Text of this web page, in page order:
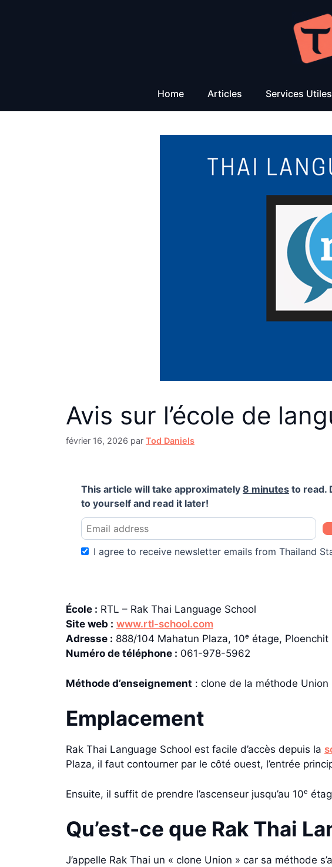
Home Articles Services Utiles
Avis sur l’école de
février 16, 2026 par Tod Daniels
This article will take approximately 8 minutes to read.
to yourself and read it later!
I agree to receive newsletter emails from Thailand
École : RTL – Rak Thai Language School
Site web : www.rtl-school.com
Adresse : 888/104 Mahatun Plaza, 10ᵉ étage,
Numéro de téléphone : 061-978-5962
Méthode d’enseignement : clone de la méthode Union
Emplacement
Rak Thai Language School est facile d’accès depuis la
Plaza, il faut contourner par le côté ouest, l’entrée
Ensuite, il suffit de prendre l’ascenseur jusqu’au 10ᵉ
Qu’est-ce que Rak Thai
J’appelle Rak Thai un « clone Union » car sa méthode